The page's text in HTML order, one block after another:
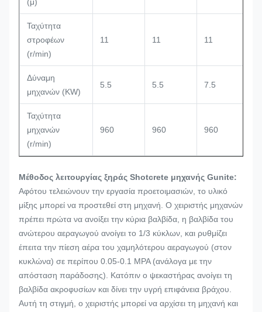
Ταχύτητα
στροφέων
(r/min)
11 11 11
Δύναμη
μηχανών (KW)
5.5 5.5 7.5
Ταχύτητα
μηχανών
(r/min)
960 960 960
Μέθοδος λειτουργίας ξηράς Shotcrete μηχανής Gunite:
Αφότου τελειώνουν την εργασία προετοιμασιών, το υλικό
μίξης μπορεί να προστεθεί στη μηχανή. Ο χειριστής μηχανών
πρέπει πρώτα να ανοίξει την κύρια βαλβίδα, η βαλβίδα του
ανώτερου αεραγωγού ανοίγει το 1/3 κύκλων, και ρυθμίζει
έπειτα την πίεση αέρα του χαμηλότερου αεραγωγού (στον
κυκλώνα) σε περίπου 0.05-0.1 MPA (ανάλογα με την
απόσταση παράδοσης). Κατόπιν ο ψεκαστήρας ανοίγει τη
βαλβίδα ακροφυσίων και δίνει την υγρή επιφάνεια βράχου.
Αυτή τη στιγμή, ο χειριστής μπορεί να αρχίσει τη μηχανή και